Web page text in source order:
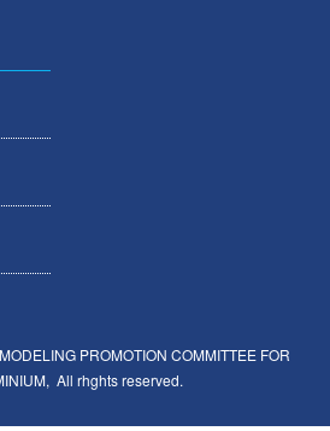
PROMOTION COMMITTEE FOR
All rhghts reserved.